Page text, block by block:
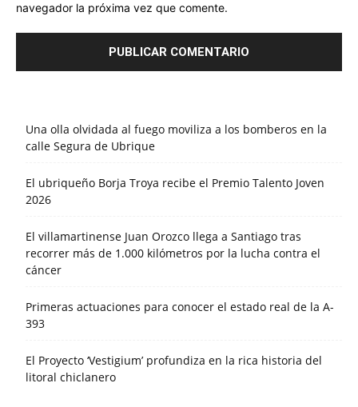
navegador la próxima vez que comente.
Una olla olvidada al fuego moviliza a los bomberos en la
calle Segura de Ubrique
El ubriqueño Borja Troya recibe el Premio Talento Joven
2026
El villamartinense Juan Orozco llega a Santiago tras
recorrer más de 1.000 kilómetros por la lucha contra el
cáncer
Primeras actuaciones para conocer el estado real de la A-
393
El Proyecto ‘Vestigium’ profundiza en la rica historia del
litoral chiclanero